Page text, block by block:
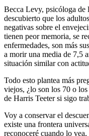
Becca Levy, psicóloga de
descubierto que los
negativas sobre el
tienen peor memoria, se
enfermedades, son más
a morir una media de 7,5
situación similar con
Todo esto plantea más
viejos, ¿lo son los 70 o
de Harris Teeter si sigo
Voy a conservar el
existe una frontera
reconoceré cuando lo